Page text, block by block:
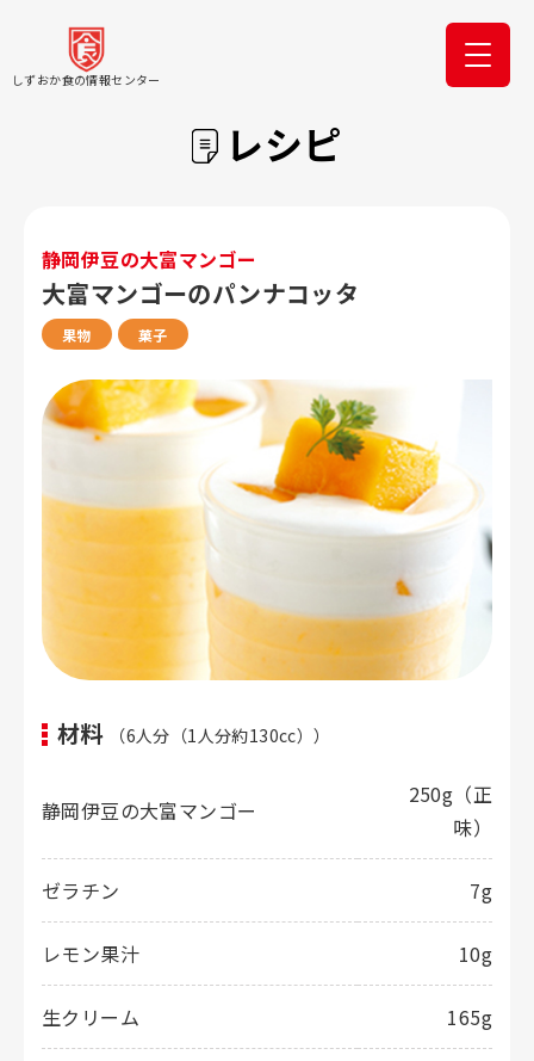
しずおか食の情報センター
レシピ
静岡伊豆の大富マンゴー
大富マンゴーのパンナコッタ
果物 菓子
材料 （6人分（1人分約130cc））
静岡伊豆の大富マンゴー
250g（正
味）
ゼラチン 7g
レモン果汁 10g
生クリーム 165g